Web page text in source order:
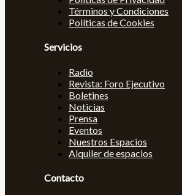
Términos y Condiciones
Políticas de Cookies
Servicios
Radio
Revista: Foro Ejecutivo
Boletines
Noticias
Prensa
Eventos
Nuestros Espacios
Alquiler de espacios
Contacto